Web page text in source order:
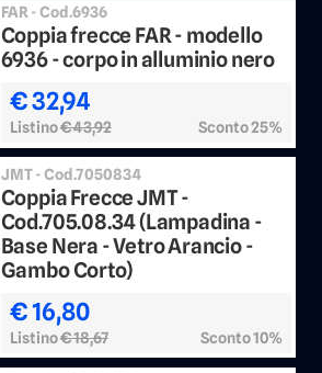
FAR - Cod.6936
Coppia frecce FAR - modello
6936 - corpo in alluminio nero
€ 32,94
Listino€ 43,92 Sconto 25%
JMT - Cod.7050834
Coppia Frecce JMT -
Cod.705.08.34 (Lampadina -
Base Nera - Vetro Arancio -
Gambo Corto)
€ 16,80
Listino€ 18,67 Sconto 10%